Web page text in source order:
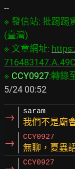
※ 發信站: 批踢踢
(臺灣)
※ 文章網址:
※ CCY0927:轉錄
→ saram
我們不是廟
→ CCY0927
無聊，夏蟲
CCY0927